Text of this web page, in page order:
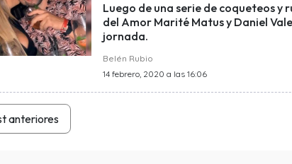
Luego de una serie de coqueteos y
del Amor Marité Matus y Daniel
jornada.
Belén Rubio
14 febrero, 2020 a las 16:06
anteriores